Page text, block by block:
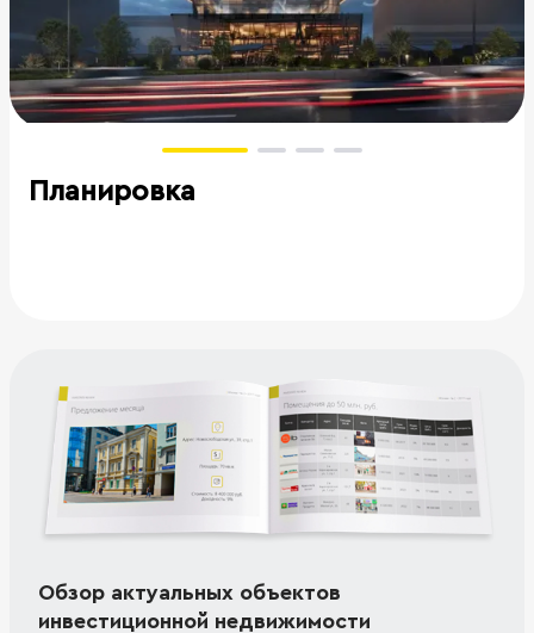
Планировка
Обзор актуальных объектов
инвестиционной недвижимости